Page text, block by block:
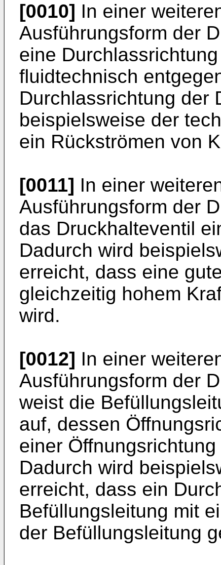
[0010] In einer
Ausführungsform der
eine
fluidtechnisch
Durchlassrichtung der
beispielsweise der
ein Rückströmen von
[0011] In einer
Ausführungsform der
das Druckhalteventil
Dadurch wird
erreicht, dass eine
gleichzeitig hohem
wird.
[0012] In einer
Ausführungsform der
weist die
auf, dessen
einer
Dadurch wird
erreicht, dass ein
Befüllungsleitung mit
der Befüllungsleitung